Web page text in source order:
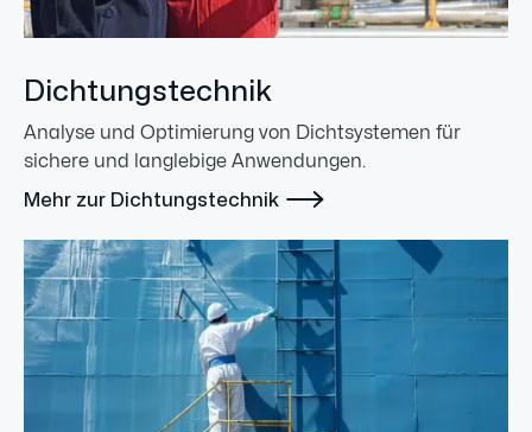
Dichtungstechnik
Analyse und Optimierung von Dichtsystemen für
sichere und langlebige Anwendungen.
Mehr zur Dichtungstechnik 